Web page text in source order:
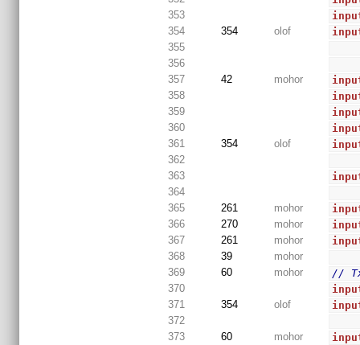
353
354
354 olof
355
356
357
42 mohor
358
359
360
361
354 olof
362
363
364
365
261 mohor
366
270 mohor
367
261 mohor
368
39
mohor
369
60 mohor
//
370
371
354 olof
372
373
60 mohor